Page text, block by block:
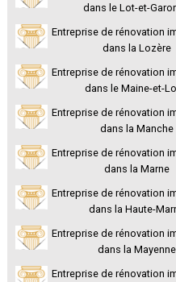
dans le Lot-et-
Entreprise de rénovation
dans la Lozère
Entreprise de rénovation
dans le Maine-et-
Entreprise de rénovation
dans la Manche
Entreprise de rénovation
dans la Marne
Entreprise de rénovation
dans la Haute-
Entreprise de rénovation
dans la Mayenne
Entreprise de rénovation